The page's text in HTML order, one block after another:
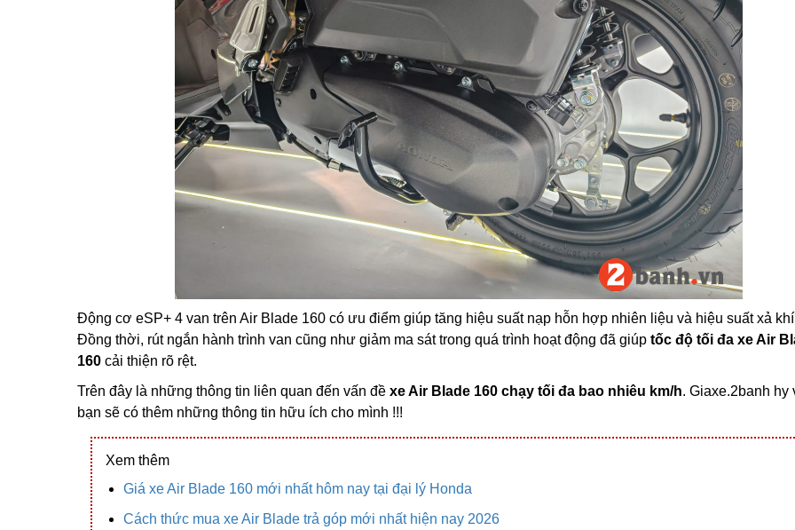
Động cơ eSP+ 4 van trên Air Blade 160 có ưu điểm giúp tăng hiệu suất nạp hỗn hợp nhiên liệu và hiệu suất xả khí
Đồng thời, rút ngắn hành trình van cũng như giảm ma sát trong quá trình hoạt động đã giúp tốc độ tối đa xe Air
160 cải thiện rõ rệt.
Trên đây là những thông tin liên quan đến vấn đề xe Air Blade 160 chạy tối đa bao nhiêu km/h. Giaxe.2banh hy
bạn sẽ có thêm những thông tin hữu ích cho mình !!!
Xem thêm
Giá xe Air Blade 160 mới nhất hôm nay tại đại lý Honda
Cách thức mua xe Air Blade trả góp mới nhất hiện nay 2026